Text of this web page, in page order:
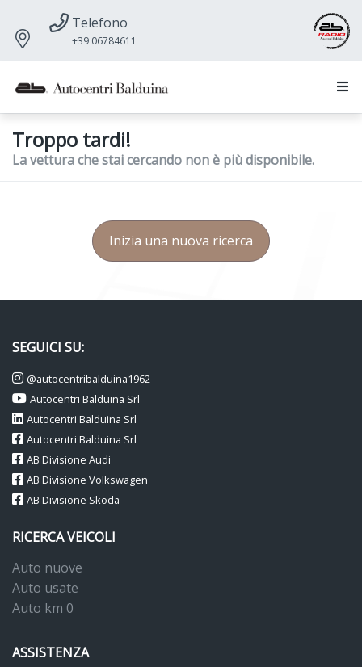
Telefono
+39 06784611
Troppo tardi!
La vettura che stai cercando non è più disponibile.
Inizia una nuova ricerca
SEGUICI SU:
@autocentribalduina1962
Autocentri Balduina Srl
Autocentri Balduina Srl
Autocentri Balduina Srl
AB Divisione Audi
AB Divisione Volkswagen
AB Divisione Skoda
RICERCA VEICOLI
Auto nuove
Auto usate
Auto km 0
ASSISTENZA